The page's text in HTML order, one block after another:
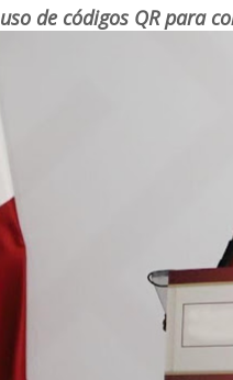
de códigos QR para